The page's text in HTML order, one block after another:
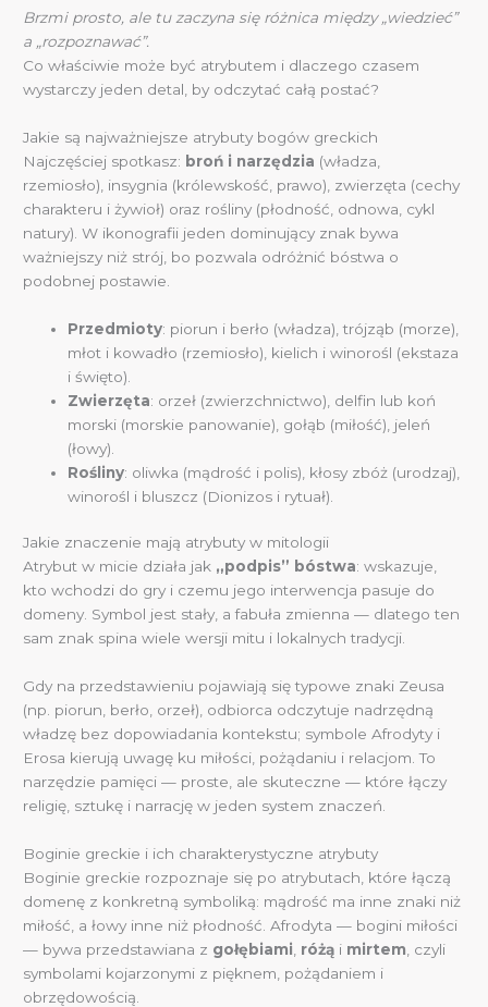
Brzmi prosto, ale tu zaczyna się różnica między „wiedzieć”
a „rozpoznawać”.
Co właściwie może być atrybutem i dlaczego czasem
wystarczy jeden detal, by odczytać całą postać?
Jakie są najważniejsze atrybuty bogów greckich
Najczęściej spotkasz: broń i narzędzia (władza,
rzemiosło), insygnia (królewskość, prawo), zwierzęta (cechy
charakteru i żywioł) oraz rośliny (płodność, odnowa, cykl
natury). W ikonografii jeden dominujący znak bywa
ważniejszy niż strój, bo pozwala odróżnić bóstwa o
podobnej postawie.
Przedmioty: piorun i berło (władza), trójząb (morze),
młot i kowadło (rzemiosło), kielich i winorośl (ekstaza
i święto).
Zwierzęta: orzeł (zwierzchnictwo), delfin lub koń
morski (morskie panowanie), gołąb (miłość), jeleń
(łowy).
Rośliny: oliwka (mądrość i polis), kłosy zbóż (urodzaj),
winorośl i bluszcz (Dionizos i rytuał).
Jakie znaczenie mają atrybuty w mitologii
Atrybut w micie działa jak „podpis” bóstwa: wskazuje,
kto wchodzi do gry i czemu jego interwencja pasuje do
domeny. Symbol jest stały, a fabuła zmienna — dlatego ten
sam znak spina wiele wersji mitu i lokalnych tradycji.
Gdy na przedstawieniu pojawiają się typowe znaki Zeusa
(np. piorun, berło, orzeł), odbiorca odczytuje nadrzędną
władzę bez dopowiadania kontekstu; symbole Afrodyty i
Erosa kierują uwagę ku miłości, pożądaniu i relacjom. To
narzędzie pamięci — proste, ale skuteczne — które łączy
religię, sztukę i narrację w jeden system znaczeń.
Boginie greckie i ich charakterystyczne atrybuty
Boginie greckie rozpoznaje się po atrybutach, które łączą
domenę z konkretną symboliką: mądrość ma inne znaki niż
miłość, a łowy inne niż płodność. Afrodyta — bogini miłości
— bywa przedstawiana z gołębiami różą i mirtem , czyli
symbolami kojarzonymi z pięknem, pożądaniem i
obrzędowością.